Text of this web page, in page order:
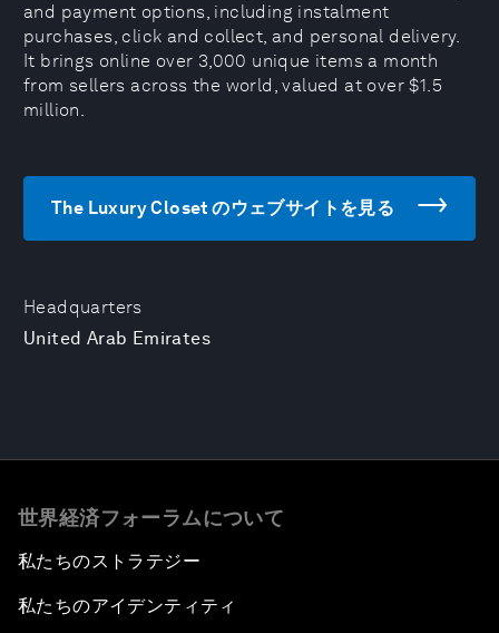
Headquarters
United Arab Emirates
and payment options, including instalment
purchases, click and collect, and personal delivery.
It brings online over 3,000 unique items a month
from sellers across the world, valued at over $1.5
million.
The Luxury Closet のウェブサイトを見る
世界経済フォーラムについて
私たちのストラテジー
私たちのアイデンティティ